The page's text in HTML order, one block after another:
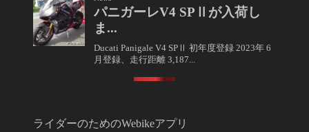
ライダーのためのWebikeアプリ